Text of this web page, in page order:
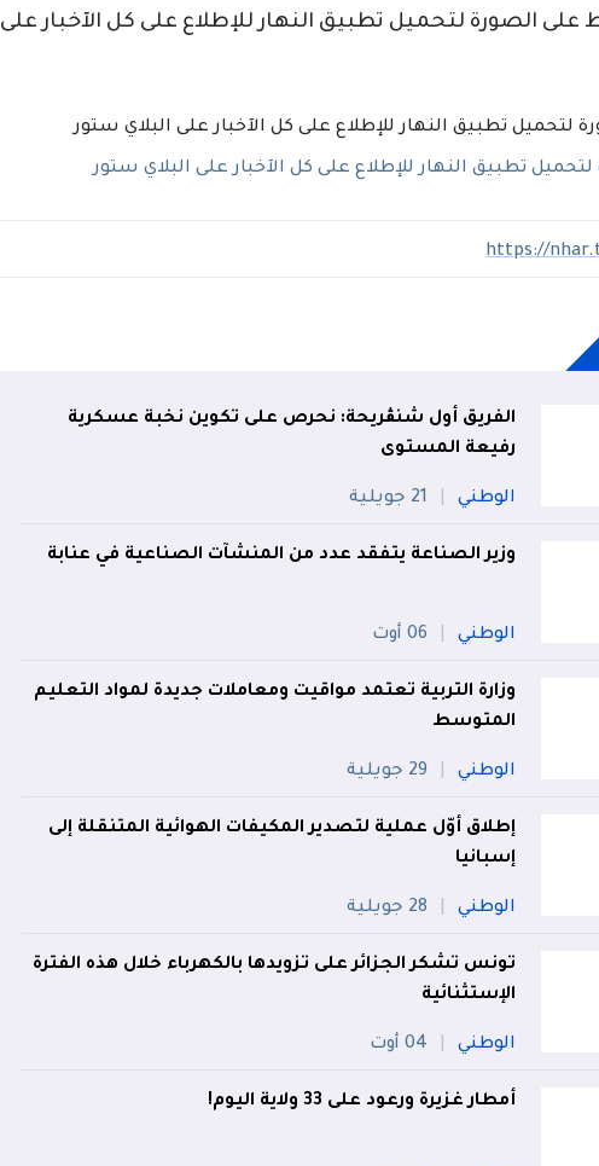
الصورة لتحميل تطبيق النهار للإطلاع على كل الآخبار على
تطبيق النهار للإطلاع على كل الآخبار على البلاي ستور
https://
الفريق أول شنڨريحة: نحرص على تكوين نخبة عسكرية
رفيعة المستوى
الوطني 21 جويلية
وزير الصناعة يتفقد عدد من المنشآت الصناعية في عنابة
الوطني 06 أوت
وزارة التربية تعتمد مواقيت ومعاملات جديدة لمواد التعليم
المتوسط
الوطني 29 جويلية
إطلاق أوّل عملية لتصدير المكيفات الهوائية المتنقلة إلى
إسبانيا
الوطني 28 جويلية
تونس تشكر الجزائر على تزويدها بالكهرباء خلال هذه الفترة
الإستثنائية
الوطني 04 أوت
أمطار غزيرة ورعود على 33 ولاية اليوم!